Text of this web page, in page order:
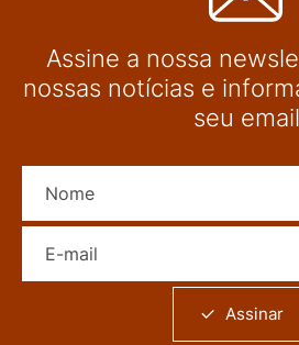
Assine a nossa
nossas notícias e
seu email
Assinar